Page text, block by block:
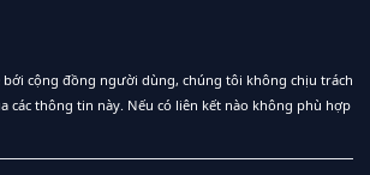
bới cộng đồng người dùng, chúng tôi không chịu trách
các thông tin này. Nếu có liên kết nào không phù hợp